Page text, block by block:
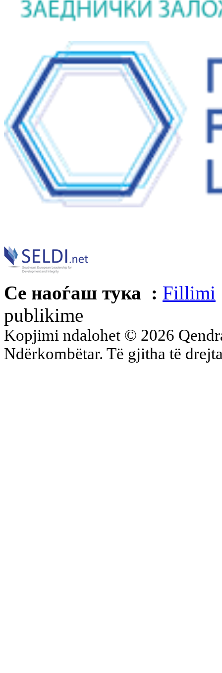
Се наоѓаш тука : Fillimi
publikime
Kopjimi ndalohet © 2026
Ndërkombëtar. Të gjitha të